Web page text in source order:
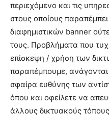
περιεχόμενο και τις
στους οποίους
διαφημιστικών banner
τους. Προβλήματα που
επίσκεψη / χρήση των
παραπέμπουμε, ανάγονται
σφαίρα ευθύνης των
όπου και οφείλετε να
άλλους δικτυακούς